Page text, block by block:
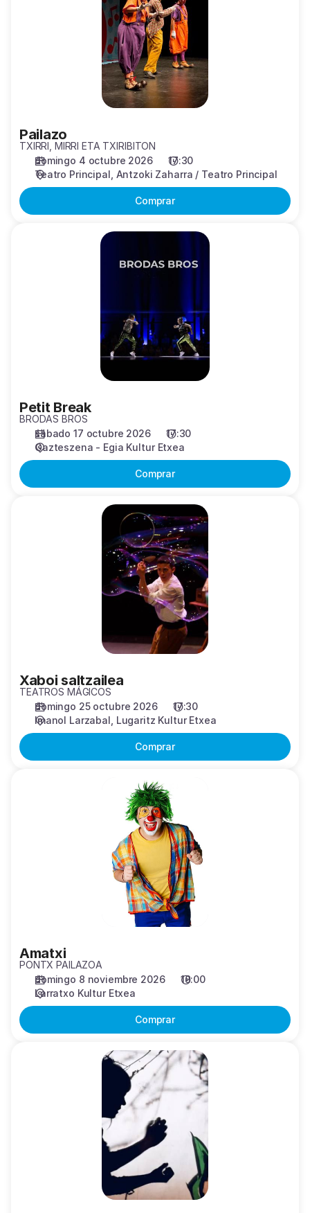
Pailazo
TXIRRI, MIRRI ETA TXIRIBITON
domingo 4 octubre 2026
17:30
Teatro Principal Antzoki Zaharra / Teatro Principal
Comprar
Petit Break
BRODAS BROS
sábado 17 octubre 2026
17:30
Gazteszena - Egia Kultur Etxea
Comprar
Xaboi saltzailea
TEATROS MÁGICOS
domingo 25 octubre 2026
17:30
Imanol Larzabal Lugaritz Kultur Etxea
Comprar
Amatxi
PONTX PAILAZOA
domingo 8 noviembre 2026
18:00
Larratxo Kultur Etxea
Comprar